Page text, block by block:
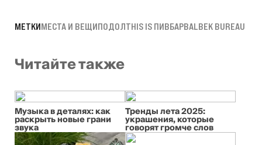
МЕТКИМЕСТА И ВЕЩИПОДОЛTHIS IS ПИВБАРBALBEK BUREAU
Читайте также
Музыка в деталях: как
раскрыть новые грани
звука
Тренды лета 2025:
украшения, которые
говорят громче слов